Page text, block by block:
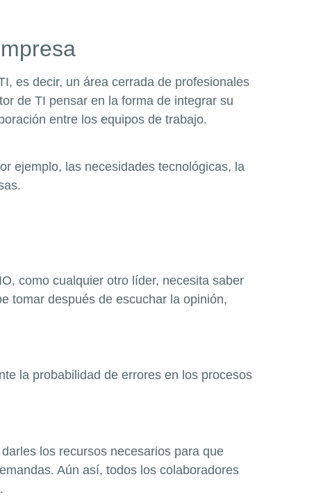
es decir, un área cerrada de profesionales
de TI pensar en la forma de integrar su
entre los equipos de trabajo.
ejemplo, las necesidades tecnológicas, la
como cualquier otro líder, necesita saber
tomar después de escuchar la opinión,
la probabilidad de errores en los procesos
los recursos necesarios para que
Aún así, todos los colaboradores